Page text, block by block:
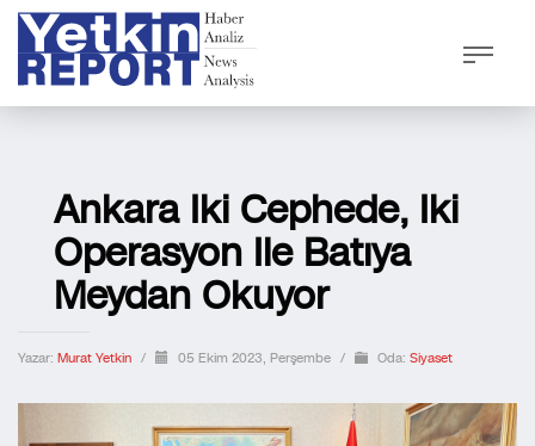
Ankara Iki Cephede, Iki
Operasyon Ile Batıya
Meydan Okuyor
Yazar: Murat Yetkin / 05 Ekim 2023, Perşembe / Oda: Siyaset